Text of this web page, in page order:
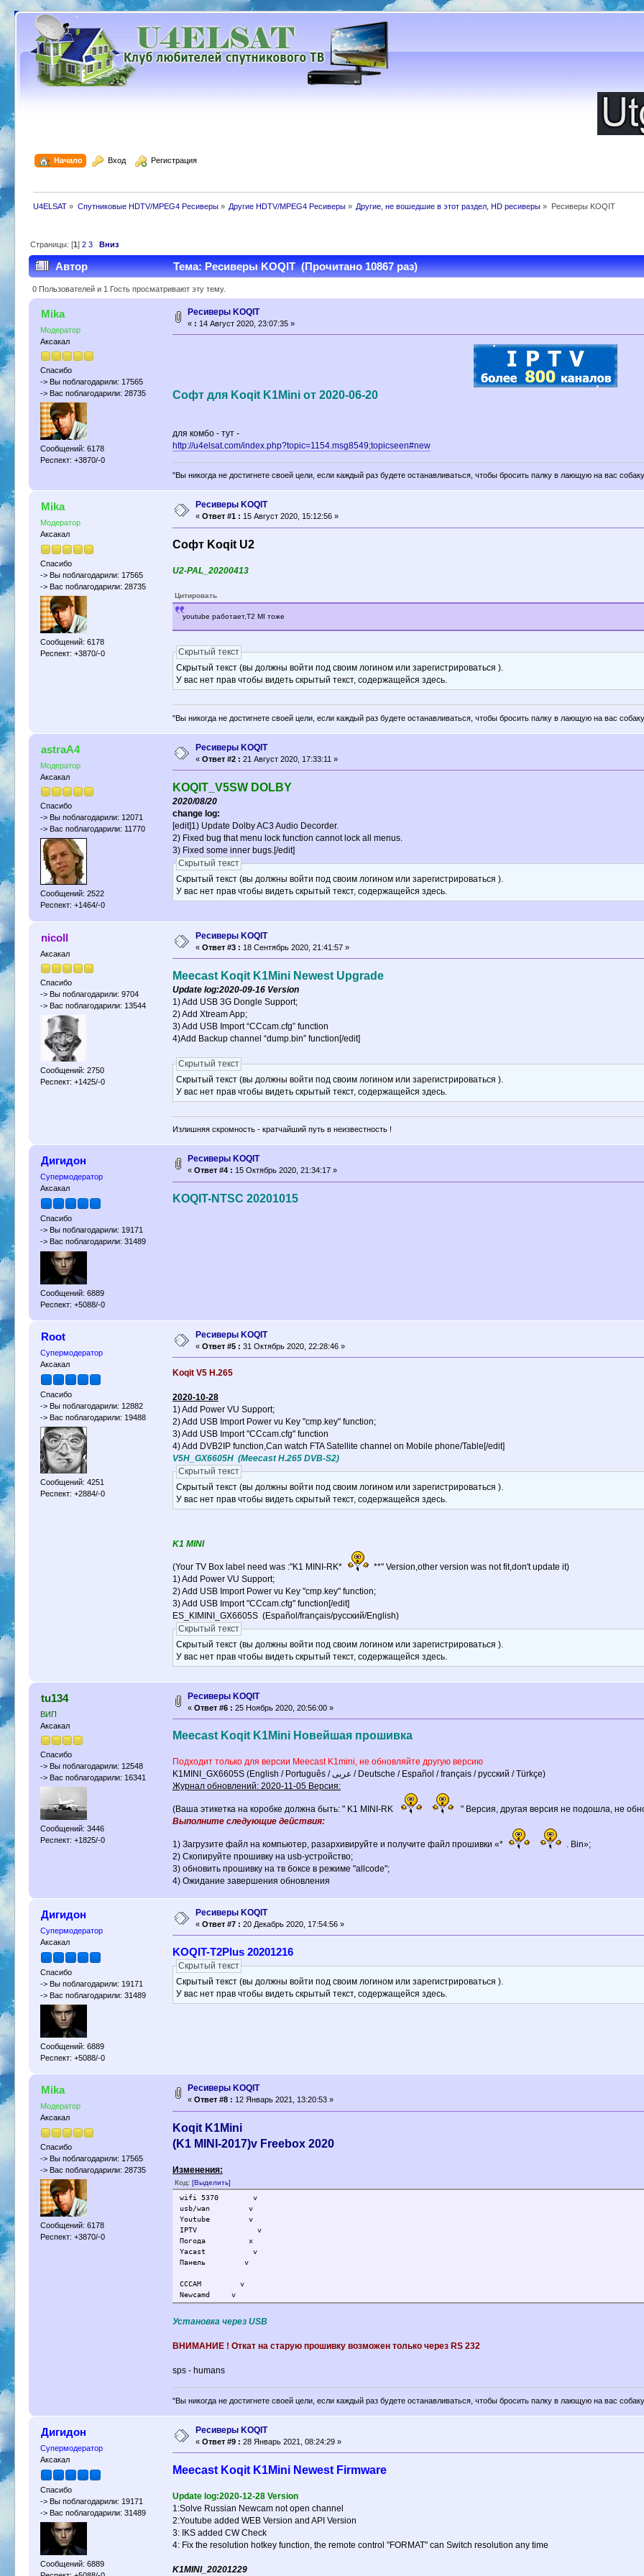
Начало Вход Регистрация
U4ELSAT » Спутниковые HDTV/MPEG4 Ресиверы» Другие HDTV/MPEG4 Ресиверы » Другие, не вошедшие в этот раздел, HD ресиверы » Ресиверы KOQIT
Страницы: [1]2 3 Вниз
Автор Тема: Ресиверы KOQIT (Прочитано 10867 раз)
0 Пользователей и 1 Гость просматривают эту тему.
Mika
Модератор
Аксакал
Спасибо
-> Вы поблагодарили: 17565
-> Вас поблагодарили: 28735
Сообщений: 6178
Респект: +3870/-0
Ресиверы KOQIT
« : 14 Август 2020, 23:07:35 »
Софт для Koqit K1Mini от 2020-06-20
для комбо - тут -
http://u4elsat.com/index.php?topic=1154.msg8549;topicseen#new
"Вы никогда не достигнете своей цели, если каждый раз будете останавливаться, чтобы бросить палку в лающую на вас
Mika
Модератор
Аксакал
Спасибо
-> Вы поблагодарили: 17565
-> Вас поблагодарили: 28735
Сообщений: 6178
Респект: +3870/-0
Ресиверы KOQIT
«Ответ #1 : 15 Август 2020, 15:12:56 »
Софт Koqit U2
U2-PAL_20200413
Цитировать
youtube работает,T2 MI тоже
Скрытый текст
Скрытый текст (вы должны войти под своим логином или зарегистрироваться ).
У вас нет прав чтобы видеть скрытый текст, содержащейся здесь.
"Вы никогда не достигнете своей цели, если каждый раз будете останавливаться, чтобы бросить палку в лающую на вас
astraA4
Модератор
Аксакал
Спасибо
-> Вы поблагодарили: 12071
-> Вас поблагодарили: 11770
Сообщений: 2522
Респект: +1464/-0
Ресиверы KOQIT
«Ответ #2 : 21 Август 2020, 17:33:11 »
KOQIT_V5SW DOLBY
2020/08/20
change log:
[edit]1) Update Dolby AC3 Audio Decorder.
2) Fixed bug that menu lock function cannot lock all menus.
3) Fixed some inner bugs.[/edit]
Скрытый текст
Скрытый текст (вы должны войти под своим логином или зарегистрироваться ).
У вас нет прав чтобы видеть скрытый текст, содержащейся здесь.
nicoll
Аксакал
Спасибо
-> Вы поблагодарили: 9704
-> Вас поблагодарили: 13544
Сообщений: 2750
Респект: +1425/-0
Ресиверы KOQIT
«Ответ #3 : 18 Сентябрь 2020, 21:41:57 »
Meecast Koqit K1Mini Newest Upgrade
Update log:2020-09-16 Version
1) Add USB 3G Dongle Support;
2) Add Xtream App;
3) Add USB Import “CCcam.cfg” function
4)Add Backup channel “dump.bin” function[/edit]
Скрытый текст
Скрытый текст (вы должны войти под своим логином или зарегистрироваться ).
У вас нет прав чтобы видеть скрытый текст, содержащейся здесь.
Излишняя скромность - кратчайший путь в неизвестность !
Дигидон
Супермодератор
Аксакал
Спасибо
-> Вы поблагодарили: 19171
-> Вас поблагодарили: 31489
Сообщений: 6889
Респект: +5088/-0
Ресиверы KOQIT
«Ответ #4 : 15 Октябрь 2020, 21:34:17 »
KOQIT-NTSC 20201015
Root
Супермодератор
Аксакал
Спасибо
-> Вы поблагодарили: 12882
-> Вас поблагодарили: 19488
Сообщений: 4251
Респект: +2884/-0
Ресиверы KOQIT
«Ответ #5 : 31 Октябрь 2020, 22:28:46 »
Koqit V5 H.265
2020-10-28
1) Add Power VU Support;
2) Add USB Import Power vu Key "cmp.key" function;
3) Add USB Import "CCcam.cfg" function
4) Add DVB2IP function,Can watch FTA Satellite channel on Mobile phone/Table[/edit]
V5H_GX6605H (Meecast H.265 DVB-S2)
Скрытый текст
Скрытый текст (вы должны войти под своим логином или зарегистрироваться ).
У вас нет прав чтобы видеть скрытый текст, содержащейся здесь.
K1 MINI
(Your TV Box label need was :"K1 MINI-RK*
**" Version,other version was not fit,don't update it)
1) Add Power VU Support;
2) Add USB Import Power vu Key "cmp.key" function;
3) Add USB Import "CCcam.cfg" function[/edit]
ES_KIMINI_GX6605S (Español/français/русский/English)
Скрытый текст
Скрытый текст (вы должны войти под своим логином или зарегистрироваться ).
У вас нет прав чтобы видеть скрытый текст, содержащейся здесь.
tu134
ВИП
Аксакал
Спасибо
-> Вы поблагодарили: 12548
-> Вас поблагодарили: 16341
Сообщений: 3446
Респект: +1825/-0
Ресиверы KOQIT
«Ответ #6 : 25 Ноябрь 2020, 20:56:00 »
Meecast Koqit K1Mini Новейшая прошивка
Подходит только для версии Meecast K1mini, не обновляйте другую версию
K1MINI_GX6605S (English / Português / عربى / Deutsche / Español / français / русский / Türkçe)
Журнал обновлений: 2020-11-05 Версия:
(Ваша этикетка на коробке должна быть: " K1 MINI-RK
" Версия, другая версия не подошла, не
Выполните следующие действия:
1) Загрузите файл на компьютер, разархивируйте и получите файл прошивки «*
. Bin»;
2) Скопируйте прошивку на usb-устройство;
3) обновить прошивку на тв боксе в режиме "allcode";
4) Ожидание завершения обновления
Дигидон
Супермодератор
Аксакал
Спасибо
-> Вы поблагодарили: 19171
-> Вас поблагодарили: 31489
Сообщений: 6889
Респект: +5088/-0
Ресиверы KOQIT
«Ответ #7 : 20 Декабрь 2020, 17:54:56 »
KOQIT-T2Plus 20201216
Скрытый текст
Скрытый текст (вы должны войти под своим логином или зарегистрироваться ).
У вас нет прав чтобы видеть скрытый текст, содержащейся здесь.
Mika
Модератор
Аксакал
Спасибо
-> Вы поблагодарили: 17565
-> Вас поблагодарили: 28735
Сообщений: 6178
Респект: +3870/-0
Ресиверы KOQIT
«Ответ #8 : 12 Январь 2021, 13:20:53 »
Koqit K1Mini
(K1 MINI-2017)v Freebox 2020
Изменения:
Код: [Выделить]
wifi 5370 v
usb/wan v
Youtube v
IPTV v
Погода x
Yacast v
Панель v
CCCAM v
Newcamd v
Установка через USB
ВНИМАНИЕ ! Откат на старую прошивку возможен только через RS 232
sps - humans
"Вы никогда не достигнете своей цели, если каждый раз будете останавливаться, чтобы бросить палку в лающую на вас
Дигидон
Супермодератор
Аксакал
Спасибо
-> Вы поблагодарили: 19171
-> Вас поблагодарили: 31489
Сообщений: 6889
Ресиверы KOQIT
«Ответ #9 : 28 Январь 2021, 08:24:29 »
Meecast Koqit K1Mini Newest Firmware
Update log:2020-12-28 Version
1:Solve Russian Newcam not open channel
2:Youtube added WEB Version and API Version
3: IKS added CW Check
4: Fix the resolution hotkey function, the remote control "FORMAT" can Switch resolution any time
K1MINI_20201229